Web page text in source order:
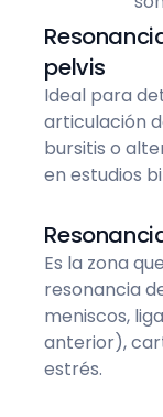
pelvis
Ideal para
articulación
bursitis o
en estudios
Es la zona
resonancia
meniscos,
anterior),
estrés.